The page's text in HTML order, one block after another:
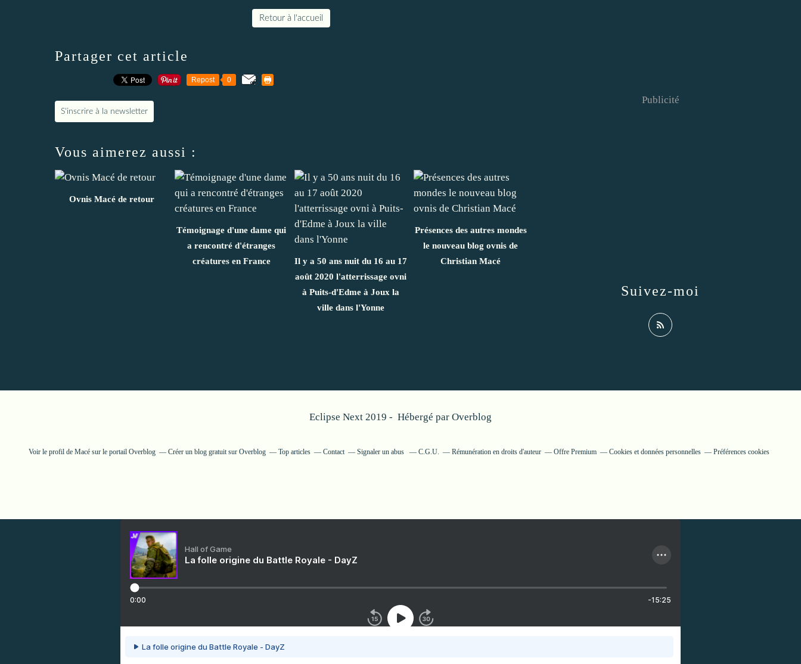
Retour à l'accueil
Partager cet article
Repost 0
S'inscrire à la newsletter
Vous aimerez aussi :
Ovnis Macé de retour
Témoignage d'une dame qui
a rencontré d'étranges
créatures en France
Il y a 50 ans nuit du 16 au 17
août 2020 l'atterrissage ovni
à Puits-d'Edme à Joux la
ville dans l'Yonne
Présences des autres mondes
le nouveau blog ovnis de
Christian Macé
Suivez-moi
Publicité
Eclipse Next 2019 - Hébergé par Overblog
Voir le profil de Macésur le portail Overblog Créer un blog gratuit sur Overblog Top articles Contact Signaler un abus C.G.U. Rémunération en droits d'auteur Offre Premium Cookies et données personnelles Préférences cookies
Hall of Game
La folle origine du Battle Royale - DayZ
0:00 -15:25
La folle origine du Battle Royale - DayZ